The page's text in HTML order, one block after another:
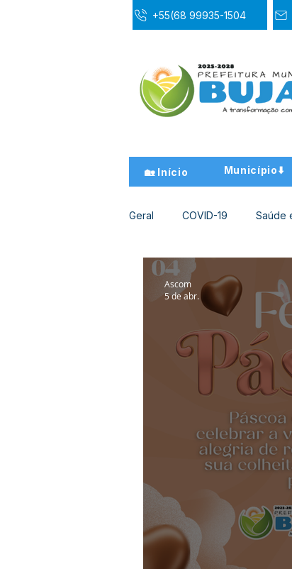
+55(68 99935-1504
🏡 Início Município⬇️
Geral COVID-19 Saúde
Desporto Cultura e Lazer
Institucional e Governo
Comunicados e Avisos
Defesa civil
Cidadania
Ascom
5 de abr.